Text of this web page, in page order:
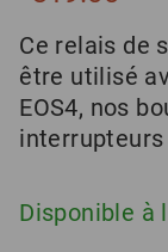
Ce relais de
être utilisé
EOS4, nos
Disponible à